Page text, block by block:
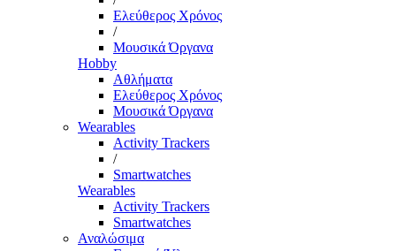
Ελεύθερος Χρόνος
/
Μουσικά Όργανα
Hobby
Αθλήματα
Ελεύθερος Χρόνος
Μουσικά Όργανα
Wearables
Activity Trackers
/
Smartwatches
Wearables
Activity Trackers
Smartwatches
Αναλώσιμα